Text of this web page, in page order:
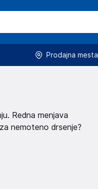
Prodajna mesta
Redna menjava
nemoteno drsenje?